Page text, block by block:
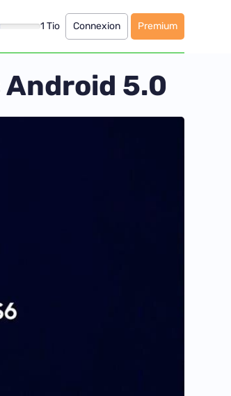
1 Tio Connexion Premium
Android 5.0